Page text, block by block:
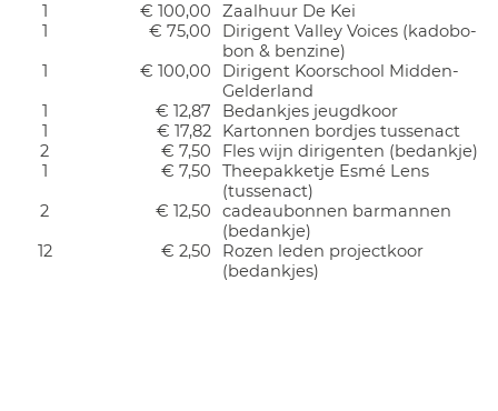
1
€ 100,00
Zaalhuur De Kei
1
€ 75,00
Dirigent Valley Voices (kadobo-
bon & benzine)
1
€ 100,00
Dirigent Koorschool Midden-
Gelderland
1
€ 12,87
Bedankjes jeugdkoor
1
€ 17,82
Kartonnen bordjes tussenact
2
€ 7,50
Fles wijn dirigenten (bedankje)
1
€ 7,50
Theepakketje Esmé Lens
(tussenact)
2
€ 12,50
cadeaubonnen barmannen
(bedankje)
12
€ 2,50
Rozen leden projectkoor
(bedankjes)